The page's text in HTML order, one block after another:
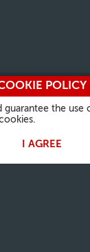
POLICY
the
I AGREE